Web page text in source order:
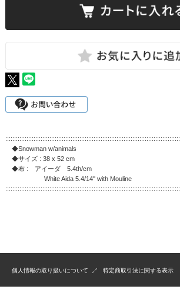
:::::::::::::::::::::::::::::::::::::::::::::::::::::::::::::::::::::::::::::::::::::::::::::::::::
◆Snowman w/animals
◆サイズ : 38 x 52 cm
◆布 : アイーダ 5.4th/cm
White Aida 5.4/14'' with Mouline
:::::::::::::::::::::::::::::::::::::::::::::::::::::::::::::::::::::::::::::::::::::::::::::::::::
個人情報の取り扱いについて 特定商取引法に関する表示